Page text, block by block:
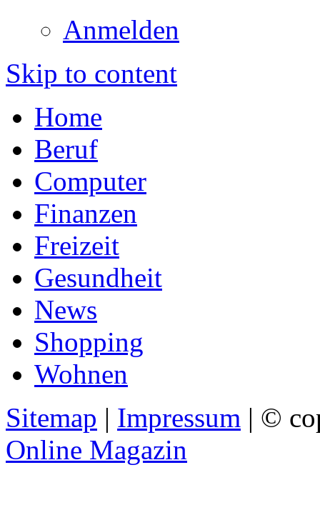
Anmelden
Skip to content
Home
Beruf
Computer
Finanzen
Freizeit
Gesundheit
News
Shopping
Wohnen
Sitemap | Impressum | ©
Online Magazin